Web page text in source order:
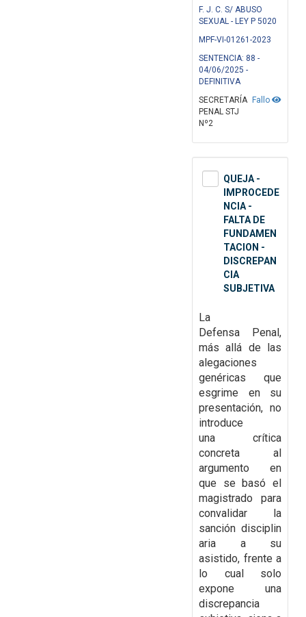
F. J. C. S/ ABUSO
SEXUAL - LEY P 5020
MPF-VI-01261-2023
SENTENCIA: 88 -
04/06/2025 -
DEFINITIVA
Fallo
SECRETARÍA
PENAL STJ
Nº2
QUEJA -
IMPROCEDE
NCIA -
FALTA DE
FUNDAMEN
TACION -
DISCREPAN
CIA
SUBJETIVA
La
Defensa
Penal,
más allá de las
alegaciones
genéricas que
esgrime en su
presentación, no
introduce
una crítica
concreta al
argumento en
que se basó el
magistrado para
convalidar la
sanción disciplin
aria a su
asistido, frente a
lo cual solo
expone una
discrepancia